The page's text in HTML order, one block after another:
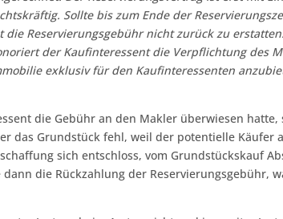
Sollte bis zum Ende der
die Reservierungsgebühr nicht zurück zu
der Kaufinteressent die Verpflichtung des
exklusiv für den Kaufinteressenten
die Gebühr an den Makler überwiesen
das Grundstück fehl, weil der potentielle Käufer
sich entschloss, vom Grundstückskauf
die Rückzahlung der Reservierungsgebühr,